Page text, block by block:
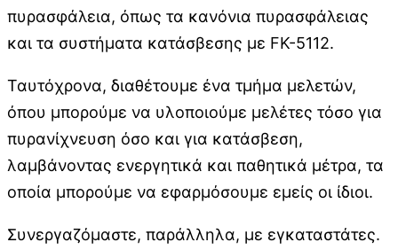
πυρασφάλεια, όπως τα κανόνια πυρασφάλειας
και τα συστήματα κατάσβεσης με FK-5112.
Ταυτόχρονα, διαθέτουμε ένα τμήμα μελετών,
όπου μπορούμε να υλοποιούμε μελέτες τόσο για
πυρανίχνευση όσο και για κατάσβεση,
λαμβάνοντας ενεργητικά και παθητικά μέτρα, τα
οποία μπορούμε να εφαρμόσουμε εμείς οι ίδιοι.
Συνεργαζόμαστε, παράλληλα, με εγκαταστάτες.